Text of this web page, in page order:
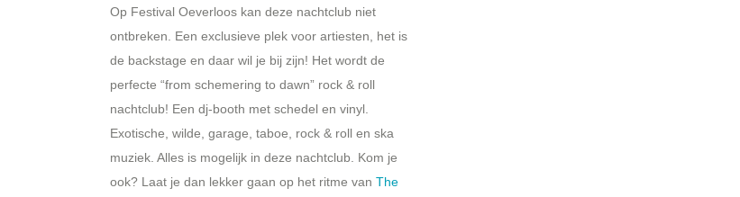
Op Festival Oeverloos kan deze nachtclub niet
ontbreken. Een exclusieve plek voor artiesten, het is
de backstage en daar wil je bij zijn! Het wordt de
perfecte “from schemering to dawn” rock & roll
nachtclub! Een dj-booth met schedel en vinyl.
Exotische, wilde, garage, taboe, rock & roll en ska
muziek. Alles is mogelijk in deze nachtclub. Kom je
ook? Laat je dan lekker gaan op het ritme van The